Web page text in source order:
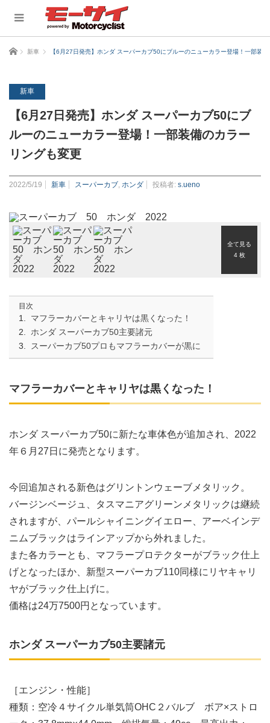
ホーム 新車 【6月27日発売】ホンダ スーパーカブ50にブルーのニューカラー登場！一部装
新車
【6月27日発売】ホンダ スーパーカブ50にブ
ルーのニューカラー登場！一部装備のカラー
リングも変更
2022/5/19 新車 スーパーカブ ホンダ 投稿者: s.ueno
全て見る
4 枚
目次
マフラーカバーとキャリヤは黒くなった！
ホンダ スーパーカブ50主要諸元
スーパーカブ50プロもマフラーカバーが黒に
マフラーカバーとキャリヤは黒くなった！
ホンダ スーパーカブ50に新たな車体色が追加され、2022
年６月27日に発売となります。
今回追加される新色はグリントンウェーブメタリック。
バージンベージュ、タスマニアグリーンメタリックは継続
されますが、パールシャイニングイエロー、アーベインデ
ニムブラックはラインアップから外れました。
また各カラーとも、マフラープロテクターがブラック仕上
げとなったほか、新型スーパーカブ110同様にリヤキャリ
ヤがブラック仕上げに。
価格は24万7500円となっています。
ホンダ スーパーカブ50主要諸元
［エンジン・性能］
種類：空冷４サイクル単気筒OHC２バルブ ボア×ストロ